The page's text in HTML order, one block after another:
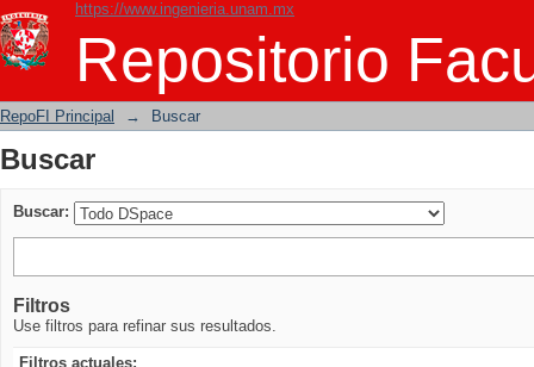
https://www.ingenieria.unam.mx
Repositorio
Buscar
RepoFI Principal → Buscar
Buscar
Buscar:
Filtros
Use filtros para refinar sus resultados.
Filtros actuales: